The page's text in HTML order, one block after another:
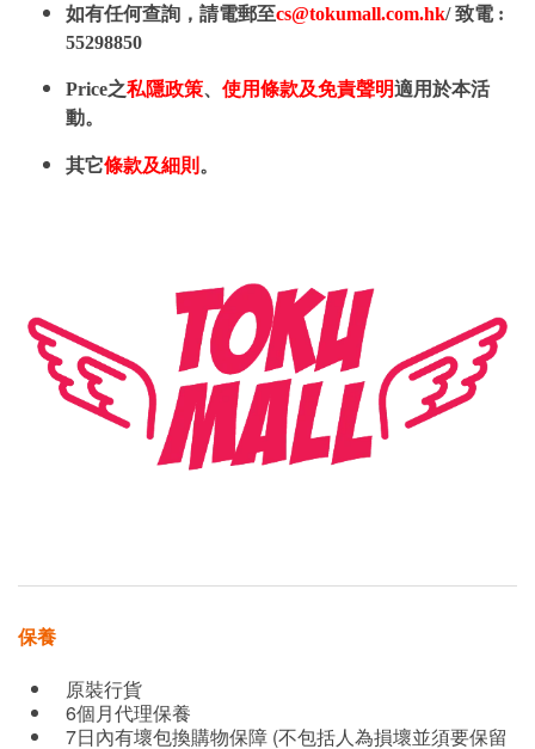
如有任何查詢，請電郵至cs@tokumall.com.hk/ 致電 :
55298850
Price之私隱政策、 使用條款及免責聲明適用於本活
動。
其它條款及細則 。
保養
原裝行貨
6個月代理保養
7日內有壞包換購物保障 (不包括人為損壞並須要保留